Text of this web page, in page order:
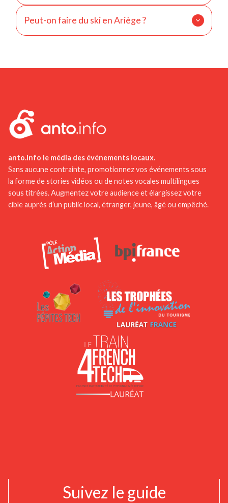
vallées préservées et ses espaces naturels peu
urbanisés.
Peut-on faire du ski en Ariège ?
anto.info le média des événements locaux.
Sans aucune contrainte, promotionnez vos événements sous
la forme de stories vidéos ou de notes vocales multilingues
sous titrées. Augmentez votre audience et élargissez votre
cible auprès d’un public local, étranger, jeune, âgé ou empêché.
Suivez le guide